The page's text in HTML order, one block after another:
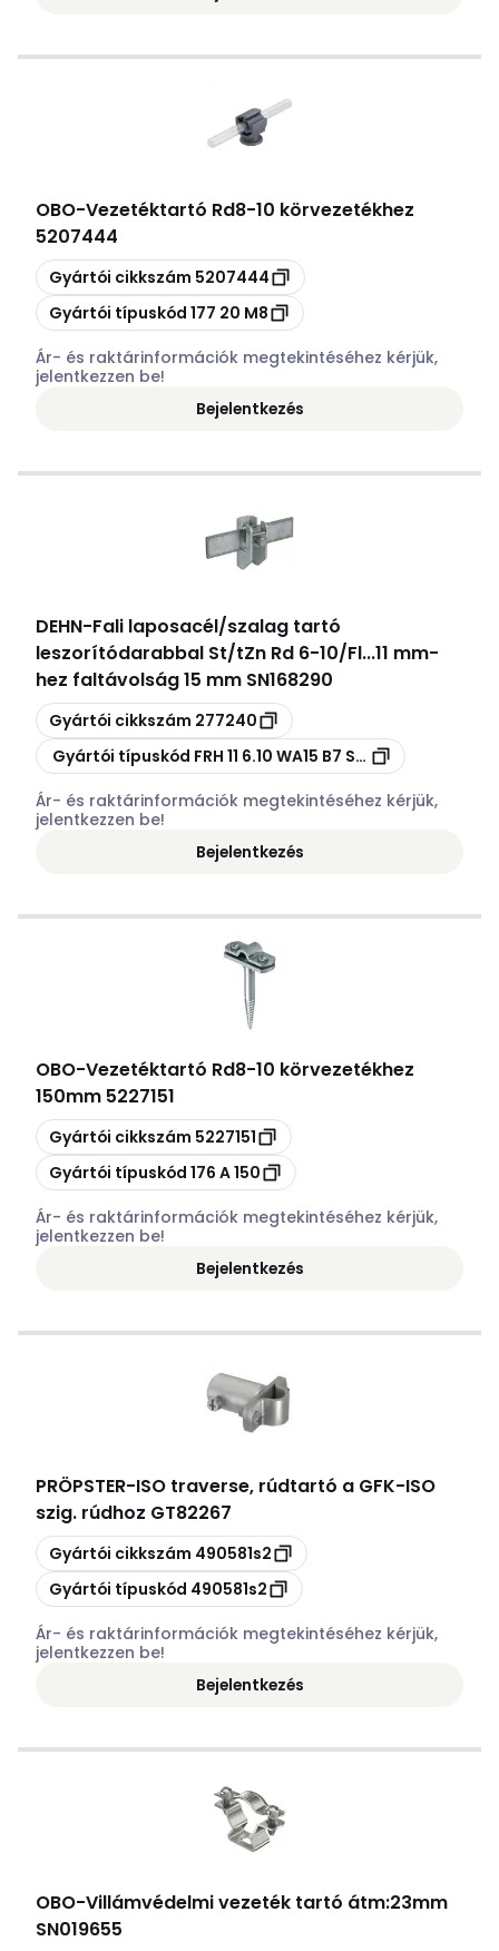
OBO-Vezetéktartó Rd8-10 körvezetékhez
5207444
Másolás
Gyártói cikkszám 5207444
Másolás
Gyártói típuskód 177 20 M8
Ár- és raktárinformációk megtekintéséhez kérjük,
jelentkezzen be!
Bejelentkezés
DEHN-Fali laposacél/szalag tartó
leszorítódarabbal St/tZn Rd 6-10/Fl...11 mm-
hez faltávolság 15 mm SN168290
Másolás
Gyártói cikkszám 277240
Másolás
Gyártói típuskód FRH 11 6.10 WA15 B7 STTZN
Ár- és raktárinformációk megtekintéséhez kérjük,
jelentkezzen be!
Bejelentkezés
OBO-Vezetéktartó Rd8-10 körvezetékhez
150mm 5227151
Másolás
Gyártói cikkszám 5227151
Másolás
Gyártói típuskód 176 A 150
Ár- és raktárinformációk megtekintéséhez kérjük,
jelentkezzen be!
Bejelentkezés
PRÖPSTER-ISO traverse, rúdtartó a GFK-ISO
szig. rúdhoz GT82267
Másolás
Gyártói cikkszám 490581s2
Másolás
Gyártói típuskód 490581s2
Ár- és raktárinformációk megtekintéséhez kérjük,
jelentkezzen be!
Bejelentkezés
OBO-Villámvédelmi vezeték tartó átm:23mm
SN019655